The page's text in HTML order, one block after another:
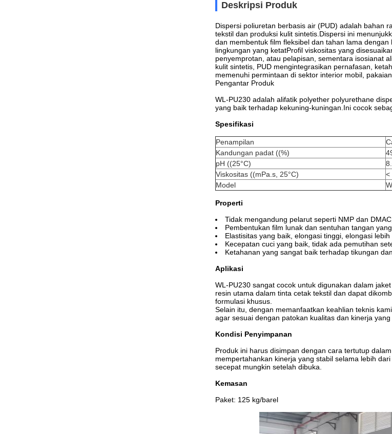
Deskripsi Produk
Dispersi poliuretan berbasis air (PUD) adalah bahan
tekstil dan produksi kulit sintetis.Dispersi ini
dan membentuk film fleksibel dan tahan lama
lingkungan yang ketatProfil viskositas yang
penyemprotan, atau pelapisan, sementara isosianat
kulit sintetis, PUD mengintegrasikan pernafasan,
memenuhi permintaan di sektor interior mobil,
Pengantar Produk
WL-PU230 adalah alifatik polyether polyurethane
yang baik terhadap kekuning-kuningan.Ini cocok
Spesifikasi
Penampilan
Kandungan padat ((%)
pH ((25°C)
Viskositas ((mPa.s, 25°C)
<
Model
Properti
Tidak mengandung pelarut seperti NMP dan
Pembentukan film lunak dan sentuhan tangan
Elastisitas yang baik, elongasi tinggi, elongasi lebih
Kecepatan cuci yang baik, tidak ada pemutihan
Ketahanan yang sangat baik terhadap tikungan
Aplikasi
WL-PU230 sangat cocok untuk digunakan dalam
resin utama dalam tinta cetak tekstil dan dapat
formulasi khusus.
Selain itu, dengan memanfaatkan keahlian teknis
agar sesuai dengan patokan kualitas dan kinerja yang
Kondisi Penyimpanan
Produk ini harus disimpan dengan cara tertutup
mempertahankan kinerja yang stabil selama lebih
secepat mungkin setelah dibuka.
Kemasan
Paket: 125 kg/barel